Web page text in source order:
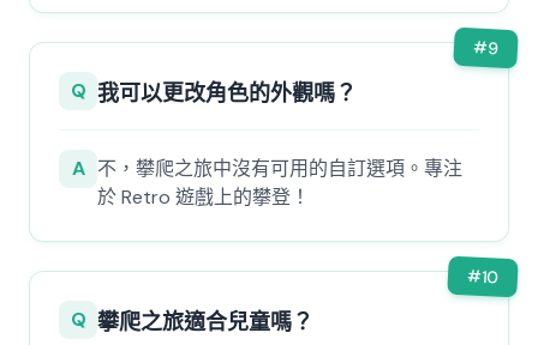
#9
Q 我可以更改角色的外觀嗎？
A 不，攀爬之旅中沒有可用的自訂選項。專注
於 Retro 遊戲上的攀登！
#10
Q 攀爬之旅適合兒童嗎？